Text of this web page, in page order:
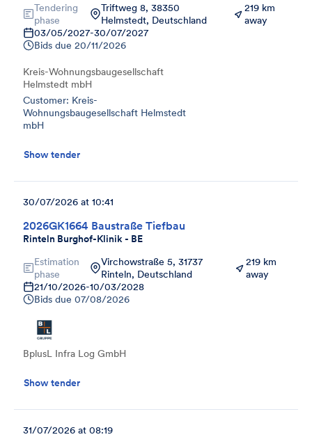
Tendering
phase
Triftweg 8, 38350
Helmstedt, Deutschland
219 km
away
03/05/2027-30/07/2027
Bids due 20/11/2026
Kreis-Wohnungsbaugesellschaft
Helmstedt mbH
Customer: Kreis-
Wohnungsbaugesellschaft Helmstedt
mbH
Show tender
2026GK1664 Baustraße Tiefbau
Rinteln Burghof-Klinik - BE
30/07/2026 at 10:41
Estimation
phase
Virchowstraße 5, 31737
Rinteln, Deutschland
219 km
away
21/10/2026-10/03/2028
Bids due 07/08/2026
BplusL Infra Log GmbH
Show tender
31/07/2026 at 08:19